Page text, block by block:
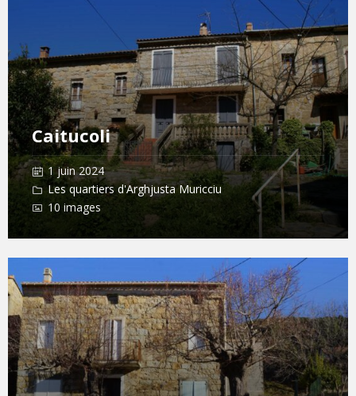
Caitucoli
1 juin 2024
Les quartiers d'Arghjusta Muricciu
10 images
Gallery